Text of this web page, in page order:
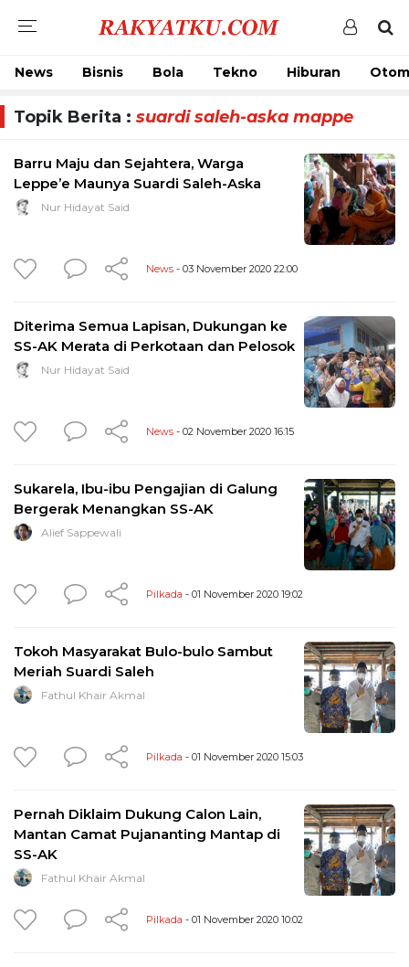
News Bisnis Bola Tekno Hiburan
Topik Berita : suardi saleh-aska mappe
Barru Maju dan Sejahtera, Warga
Leppe’e Maunya Suardi Saleh-Aska
Nur Hidayat Said
News - 03 November 2020 22:00
Diterima Semua Lapisan, Dukungan ke
SS-AK Merata di Perkotaan dan Pelosok
Nur Hidayat Said
News - 02 November 2020 16:15
Sukarela, Ibu-ibu Pengajian di Galung
Bergerak Menangkan SS-AK
Alief Sappewali
Pilkada - 01 November 2020 19:02
Tokoh Masyarakat Bulo-bulo Sambut
Meriah Suardi Saleh
Fathul Khair Akmal
Pilkada - 01 November 2020 15:03
Pernah Diklaim Dukung Calon Lain,
Mantan Camat Pujananting Mantap di
SS-AK
Fathul Khair Akmal
Pilkada - 01 November 2020 10:02